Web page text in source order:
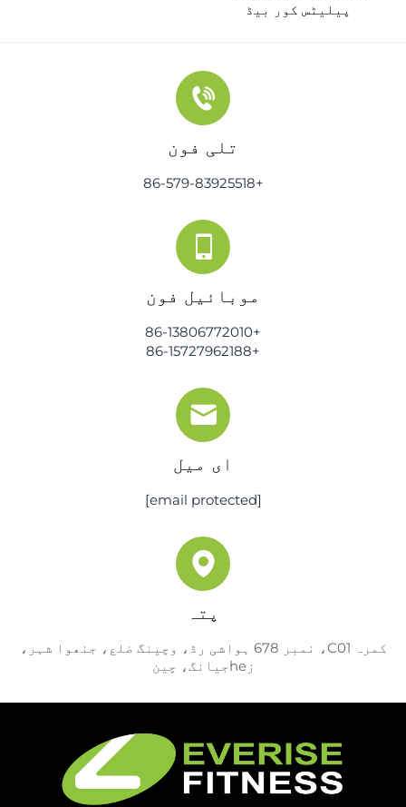
پیلیٹس کور بیڈ
تلی فون
موبائیل فون
ای میل
کمرہ C01، نمبر 678 ہواشی رڈ، وچینگ ضلع، جنھوا شہر،